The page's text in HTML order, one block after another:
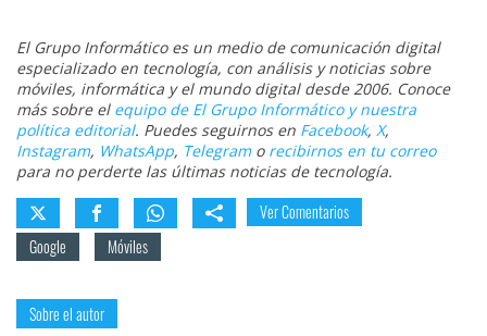
El Grupo Informático es un medio de comunicación digital
especializado en tecnología, con análisis y noticias sobre
móviles, informática y el mundo digital desde 2006. Conoce
más sobre el equipo de El Grupo Informático y nuestra
política editorial. Puedes seguirnos en Facebook, X,
Instagram, WhatsApp, Telegramo recibirnos en tu correo
para no perderte las últimas noticias de tecnología.
Ver Comentarios
Google
Móviles
Sobre el autor